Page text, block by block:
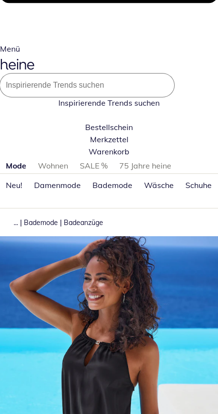
Menü
Inspirierende Trends suchen
Bestellschein
Merkzettel
Warenkorb
Produktkategorien überspringen
Mode Wohnen SALE %
75 Jahre heine
Neu!
Damenmode Bademode Wäsche Schuhe
... | Bademode | Badeanzüge